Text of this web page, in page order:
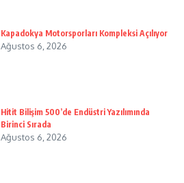
Kapadokya Motorsporları Kompleksi Açılıyor
Ağustos 6, 2026
Hitit Bilişim 500’de Endüstri Yazılımında
Birinci Sırada
Ağustos 6, 2026